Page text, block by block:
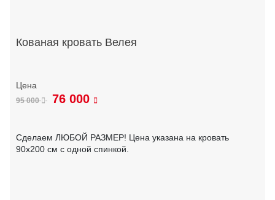
Кованая кровать Велея
95 000 76 000
Сделаем ЛЮБОЙ РАЗМЕР! Цена указана на кровать
90х200 см с одной спинкой.